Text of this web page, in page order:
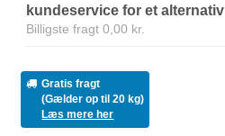
kundeservice for et alternativ
Billigste fragt 0,00 kr.
Gratis fragt
(Gælder op til 20 kg)
Læs mere her